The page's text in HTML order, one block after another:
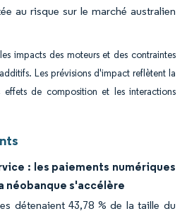
au risque sur le marché australien
impacts des moteurs et des contraintes
Les prévisions d'impact reflètent la
effets de composition et les interactions
: les paiements numériques
néobanque s'accélère
détenaient 43,78 % de la taille du